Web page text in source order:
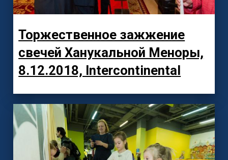
Торжественное зажжение
свечей Ханукальной Меноры,
8.12.2018, Intercontinental